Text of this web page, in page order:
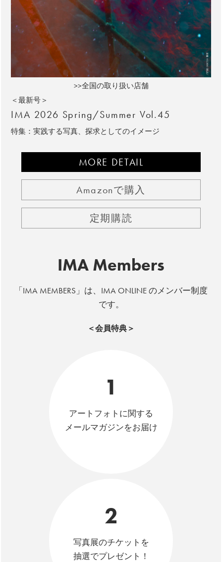
>>全国の取り扱い店舗
＜最新号＞
IMA 2026 Spring/Summer Vol.45
特集：実践する写真、探求としてのイメージ
MORE DETAIL
Amazonで購入
定期購読
IMA Members
「IMA MEMBERS」は、IMA ONLINE のメンバー制度
です。
＜会員特典＞
1
アートフォトに関する
メールマガジンをお届け
2
写真展のチケットを
抽選でプレゼント！